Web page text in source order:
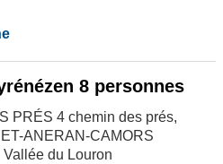
8 personnes
PRÉS 4 chemin des prés,
ANERAN-CAMORS
du Louron